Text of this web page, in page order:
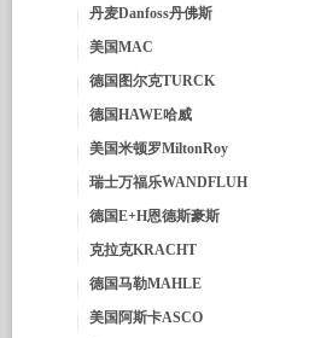
丹麦Danfoss丹佛斯
美国MAC
德国图尔克TURCK
德国HAWE哈威
美国米顿罗MiltonRoy
瑞士万福乐WANDFLUH
德国E+H恩德斯豪斯
克拉克KRACHT
德国马勒MAHLE
美国阿斯卡ASCO